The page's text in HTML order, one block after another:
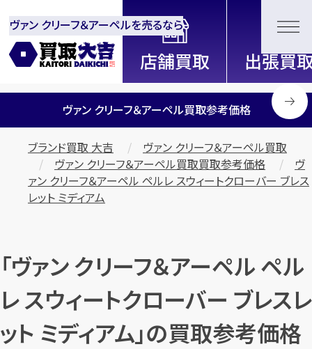
全国2200店舗以上展開中！信頼と実績の買取専門店「買取大
吉」
ヴァン クリーフ＆アーペルを売るなら
ヴァン クリーフ＆アーペル買取参考価格
ブランド買取 大吉
ヴァン クリーフ＆アーペル買取
ヴァン クリーフ＆アーペル買取買取参考価格
ヴ
ァン クリーフ＆アーペル ペルレ スウィートクローバー ブレス
レット ミディアム
「ヴァン クリーフ＆アーペル ペル
レ スウィートクローバー ブレスレ
ット ミディアム」の買取参考価格